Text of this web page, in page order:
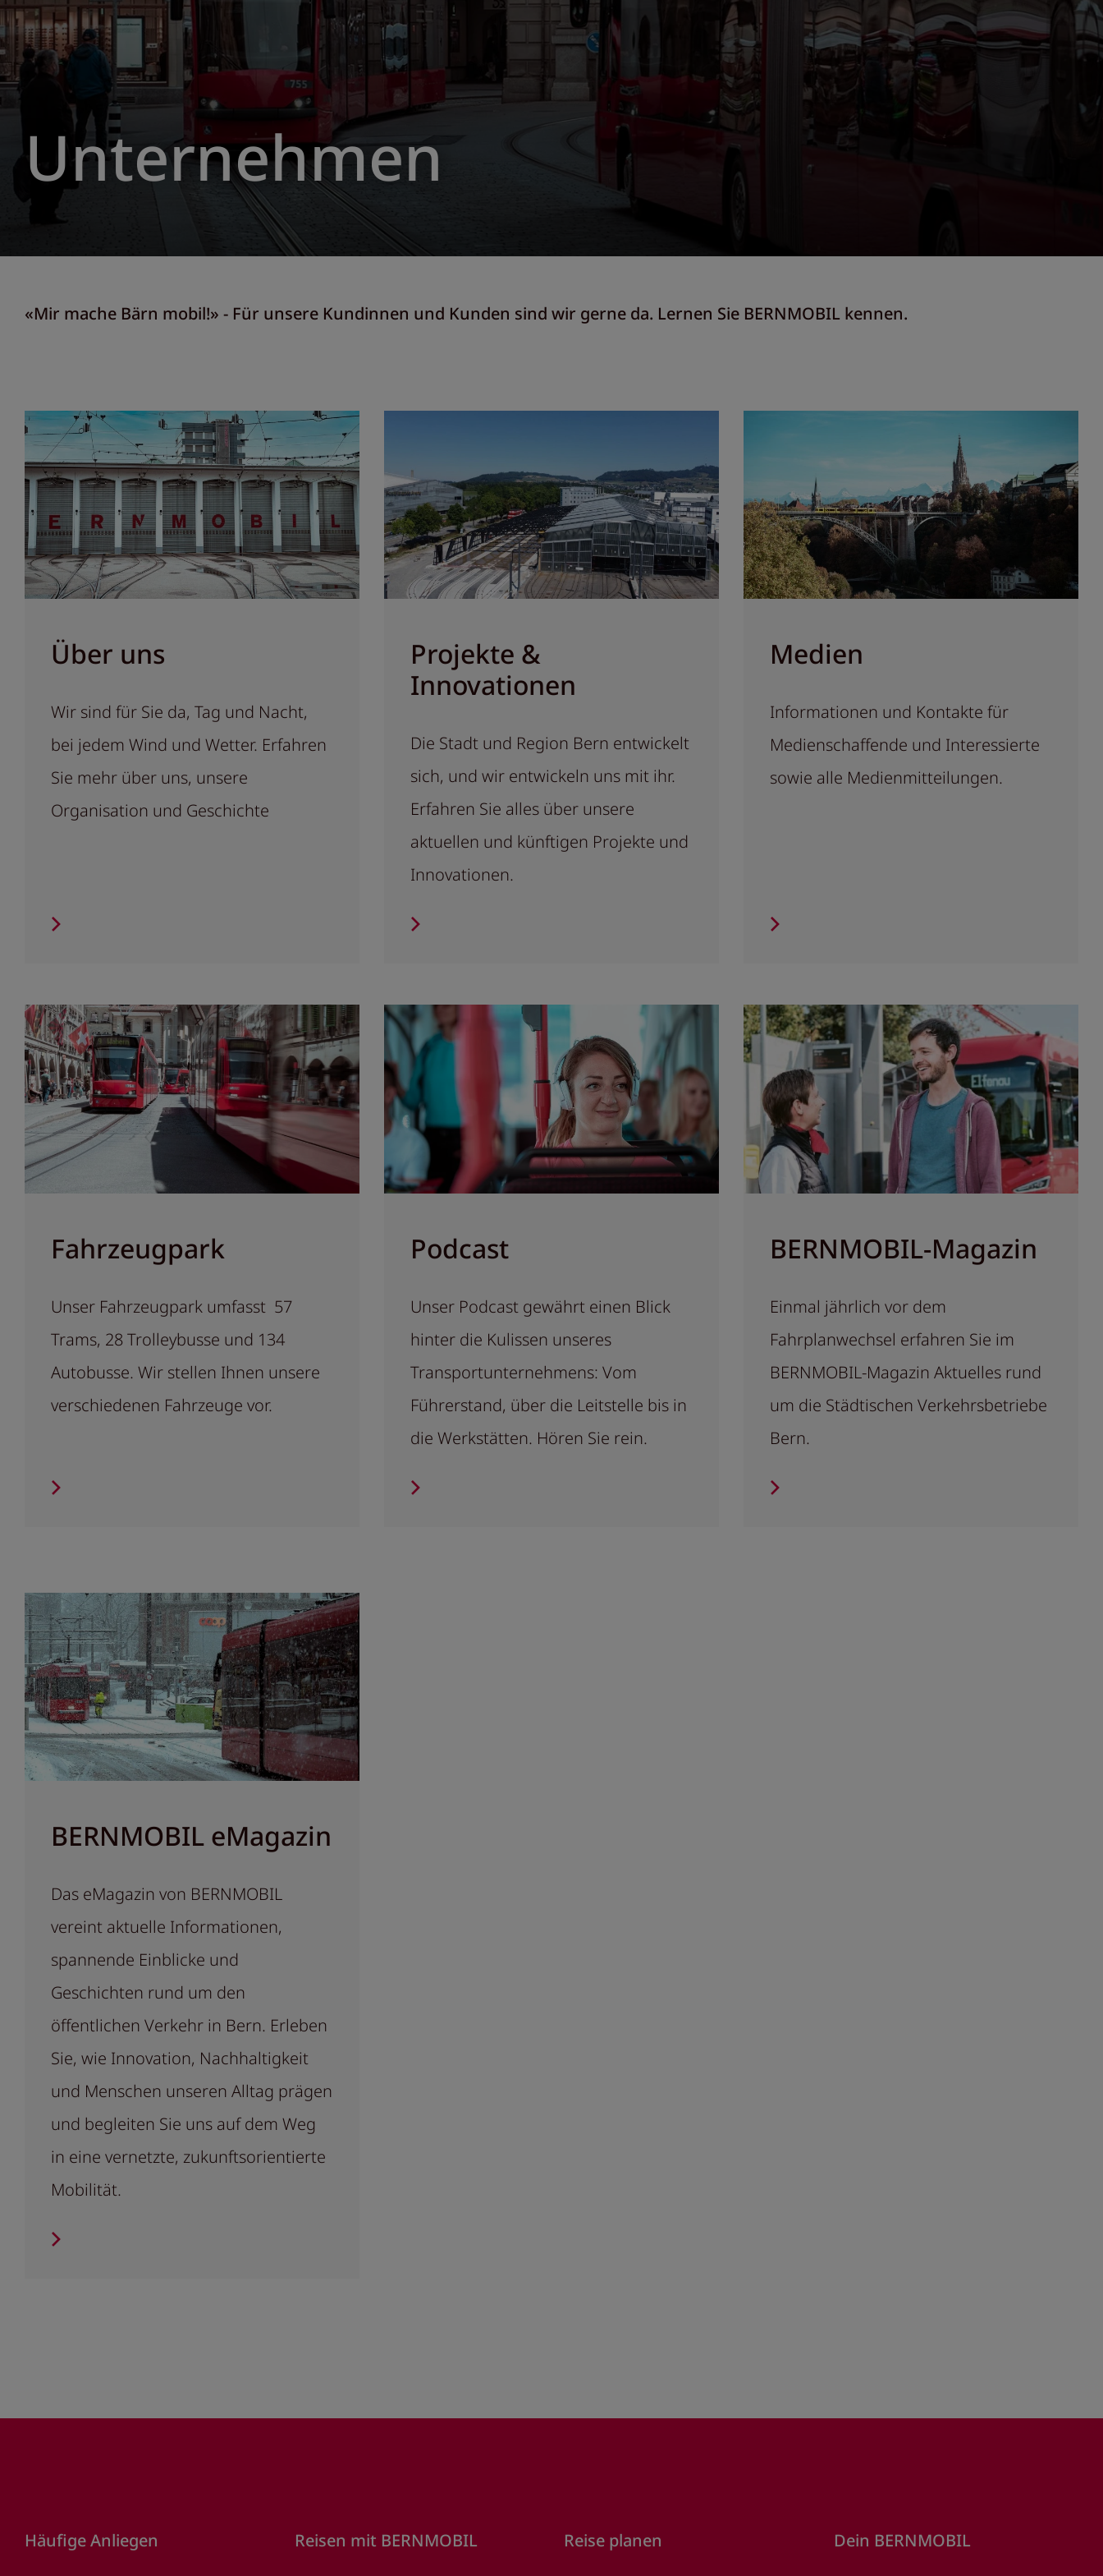
Unternehmen
«Mir mache Bärn mobil!» - Für unsere Kundinnen und Kunden sind wir gerne da. Lernen Sie BERNMOBIL kennen.
Über uns
Wir sind für Sie da, Tag und Nacht,
bei jedem Wind und Wetter. Erfahren
Sie mehr über uns, unsere
Organisation und Geschichte
Projekte &
Innovationen
Die Stadt und Region Bern entwickelt
sich, und wir entwickeln uns mit ihr.
Erfahren Sie alles über unsere
aktuellen und künftigen Projekte und
Innovationen.
Medien
Informationen und Kontakte für
Medienschaffende und Interessierte
sowie alle Medienmitteilungen.
Fahrzeugpark
Unser Fahrzeugpark umfasst 57
Trams, 28 Trolleybusse und 134
Autobusse. Wir stellen Ihnen unsere
verschiedenen Fahrzeuge vor.
Podcast
Unser Podcast gewährt einen Blick
hinter die Kulissen unseres
Transportunternehmens: Vom
Führerstand, über die Leitstelle bis in
die Werkstätten. Hören Sie rein.
BERNMOBIL-Magazin
Einmal jährlich vor dem
Fahrplanwechsel erfahren Sie im
BERNMOBIL-Magazin Aktuelles rund
um die Städtischen Verkehrsbetriebe
Bern.
BERNMOBIL eMagazin
Das eMagazin von BERNMOBIL
vereint aktuelle Informationen,
spannende Einblicke und
Geschichten rund um den
öffentlichen Verkehr in Bern. Erleben
Sie, wie Innovation, Nachhaltigkeit
und Menschen unseren Alltag prägen
und begleiten Sie uns auf dem Weg
in eine vernetzte, zukunftsorientierte
Mobilität.
Häufige Anliegen Reisen mit BERNMOBIL Reise planen Dein BERNMOBIL